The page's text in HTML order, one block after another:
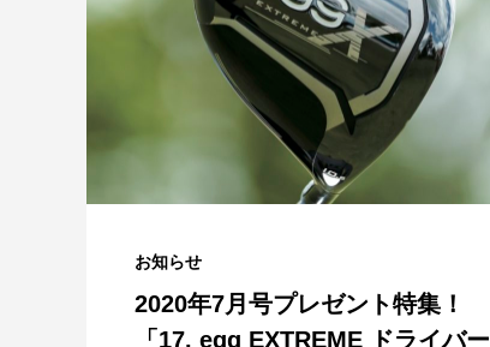
お知らせ
2020年7月号プレゼント特集！
「17. egg EXTREME ドライバー